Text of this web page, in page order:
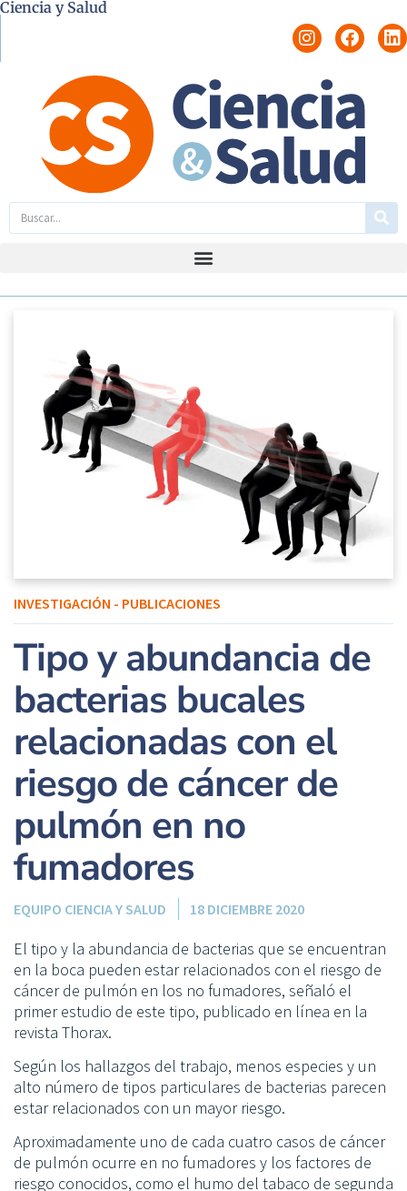
Ciencia y Salud
INVESTIGACIÓN - PUBLICACIONES
Tipo y abundancia de
bacterias bucales
relacionadas con el
riesgo de cáncer de
pulmón en no
fumadores
EQUIPO CIENCIA Y SALUD 18 DICIEMBRE 2020
El tipo y la abundancia de bacterias que se encuentran
en la boca pueden estar relacionados con el riesgo de
cáncer de pulmón en los no fumadores, señaló el
primer estudio de este tipo, publicado en línea en la
revista Thorax.
Según los hallazgos del trabajo, menos especies y un
alto número de tipos particulares de bacterias parecen
estar relacionados con un mayor riesgo.
Aproximadamente uno de cada cuatro casos de cáncer
de pulmón ocurre en no fumadores y los factores de
riesgo conocidos, como el humo del tabaco de segunda